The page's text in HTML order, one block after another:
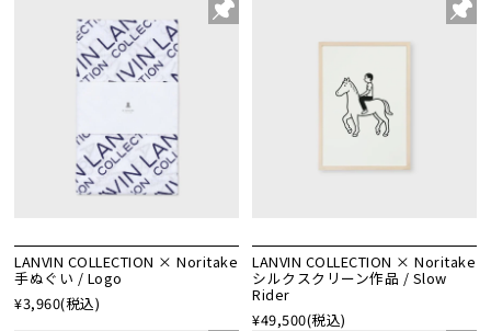
LANVIN COLLECTION × Noritake
手ぬぐい / Logo
¥3,960(税込)
LANVIN COLLECTION × Noritake
シルクスクリーン作品 / Slow
Rider
¥49,500(税込)